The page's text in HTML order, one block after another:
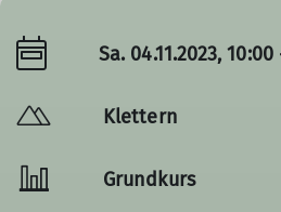
Sa. 04.11.2023,
Klettern
Grundkurs